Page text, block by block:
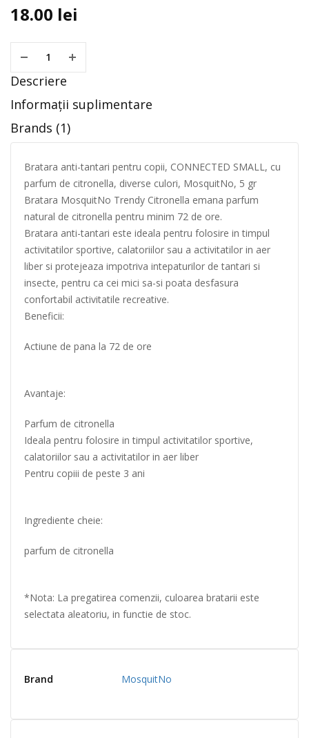
18.00 lei
Descriere
Informații suplimentare
Brands (1)
Bratara anti-tantari pentru copii, CONNECTED SMALL, cu
parfum de citronella, diverse culori, MosquitNo, 5 gr
Bratara MosquitNo Trendy Citronella emana parfum
natural de citronella pentru minim 72 de ore.
Bratara anti-tantari este ideala pentru folosire in timpul
activitatilor sportive, calatoriilor sau a activitatilor in aer
liber si protejeaza impotriva intepaturilor de tantari si
insecte, pentru ca cei mici sa-si poata desfasura
confortabil activitatile recreative.
Beneficii:
Actiune de pana la 72 de ore
Avantaje:
Parfum de citronella
Ideala pentru folosire in timpul activitatilor sportive,
calatoriilor sau a activitatilor in aer liber
Pentru copiii de peste 3 ani
Ingrediente cheie:
parfum de citronella
*Nota: La pregatirea comenzii, culoarea bratarii este
selectata aleatoriu, in functie de stoc.
Brand MosquitNo